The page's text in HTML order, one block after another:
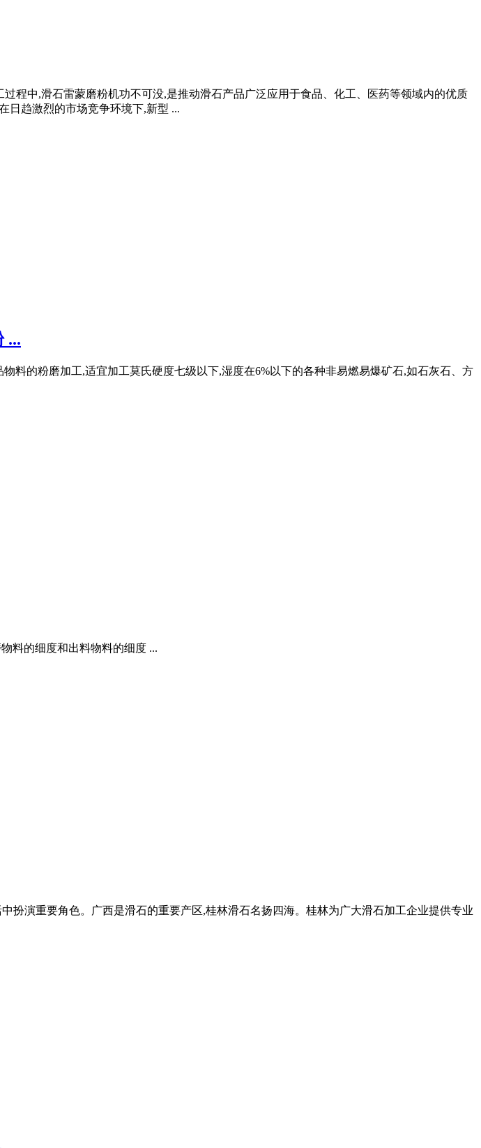
程中,滑石雷蒙磨粉机功不可没,是推动滑石产品广泛应用于食品、化工、医药等领域内的优质
日趋激烈的市场竞争环境下,新型 ...
...
料的粉磨加工,适宜加工莫氏硬度七级以下,湿度在6%以下的各种非易燃易爆矿石,如石灰石、方
料的细度和出料物料的细度 ...
扮演重要角色。广西是滑石的重要产区,桂林滑石名扬四海。桂林为广大滑石加工企业提供专业